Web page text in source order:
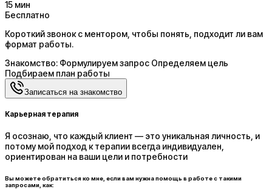
15 мин
Бесплатно
Короткий звонок с ментором, чтобы понять, подходит ли вам
формат работы.
Знакомство: Формулируем запрос Определяем цель
Подбираем план работы
Записаться на знакомство
Карьерная терапия
Я осознаю, что каждый клиент — это уникальная личность, и
потому мой подход к терапии всегда индивидуален,
ориентирован на ваши цели и потребности
Вы можете обратиться ко мне, если вам нужна помощь в работе с такими
запросами, как: